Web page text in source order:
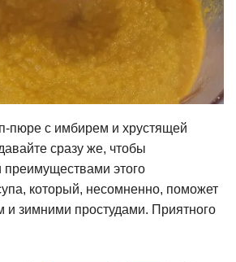
пюре с имбирем и хрустящей
сразу же, чтобы
преимуществами этого
который, несомненно, поможет
и зимними простудами. Приятного